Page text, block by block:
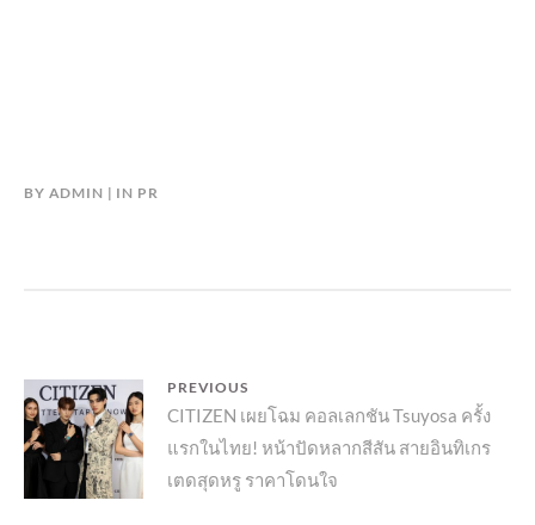
BY ADMIN IN PR
แนะแนว
เรื่อง
PREVIOUS
Previous
post:
CITIZEN เผยโฉม คอลเลกชัน Tsuyosa ครั้ง
แรกในไทย! หน้าปัดหลากสีสัน สายอินทิเกร
เตดสุดหรู ราคาโดนใจ